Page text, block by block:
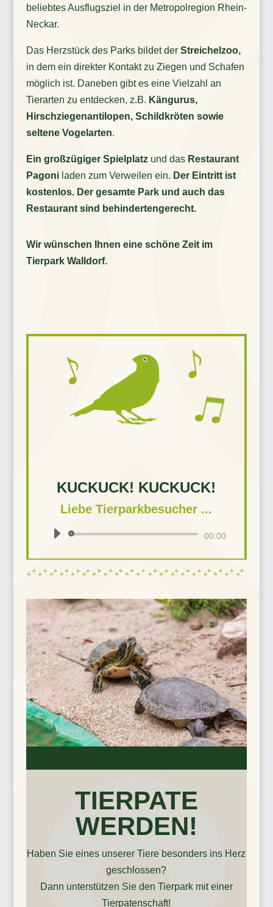
beliebtes Ausflugsziel in der Metropolregion Rhein-
Neckar.
Das Herzstück des Parks bildet der Streichelzoo,
in dem ein direkter Kontakt zu Ziegen und Schafen
möglich ist. Daneben gibt es eine Vielzahl an
Tierarten zu entdecken, z.B. Kängurus,
Hirschziegenantilopen, Schildkröten sowie
seltene Vogelarten.
Ein großzügiger Spielplatzund das Restaurant
Pagoniladen zum Verweilen ein. Der Eintritt ist
kostenlos. Der gesamte Park und auch das
Restaurant sind behindertengerecht.
Wir wünschen Ihnen eine schöne Zeit im
Tierpark Walldorf.
KUCKUCK! KUCKUCK!
Liebe Tierparkbesucher ...
Audio-
00:00
TIERPATE
WERDEN!
Haben Sie eines unserer Tiere besonders ins Herz
geschlossen?
Dann unterstützen Sie den Tierpark mit einer
Tierpatenschaft!